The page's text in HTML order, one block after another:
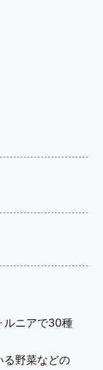
ルニアで30種
る野菜などの